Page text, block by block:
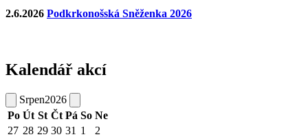
2.6.2026 Podkrkonošská Sněženka 2026
Kalendář akcí
Srpen2026
Po Út St Čt Pá So Ne
27 28 29 30 31 1
2